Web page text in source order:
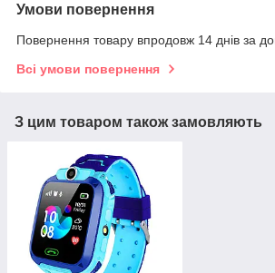
Умови повернення
Повернення товару впродовж 14 днів за
Всі умови повернення
З цим товаром також замовляють